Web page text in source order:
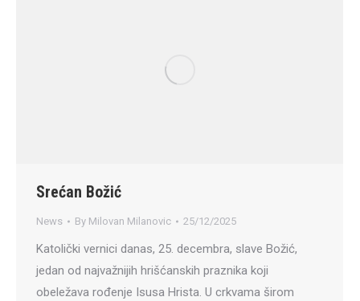
Srećan Božić
News By Milovan Milanovic 25/12/2025
Katolički vernici danas, 25. decembra, slave Božić,
jedan od najvažnijih hrišćanskih praznika koji
obeležava rođenje Isusa Hrista. U crkvama širom